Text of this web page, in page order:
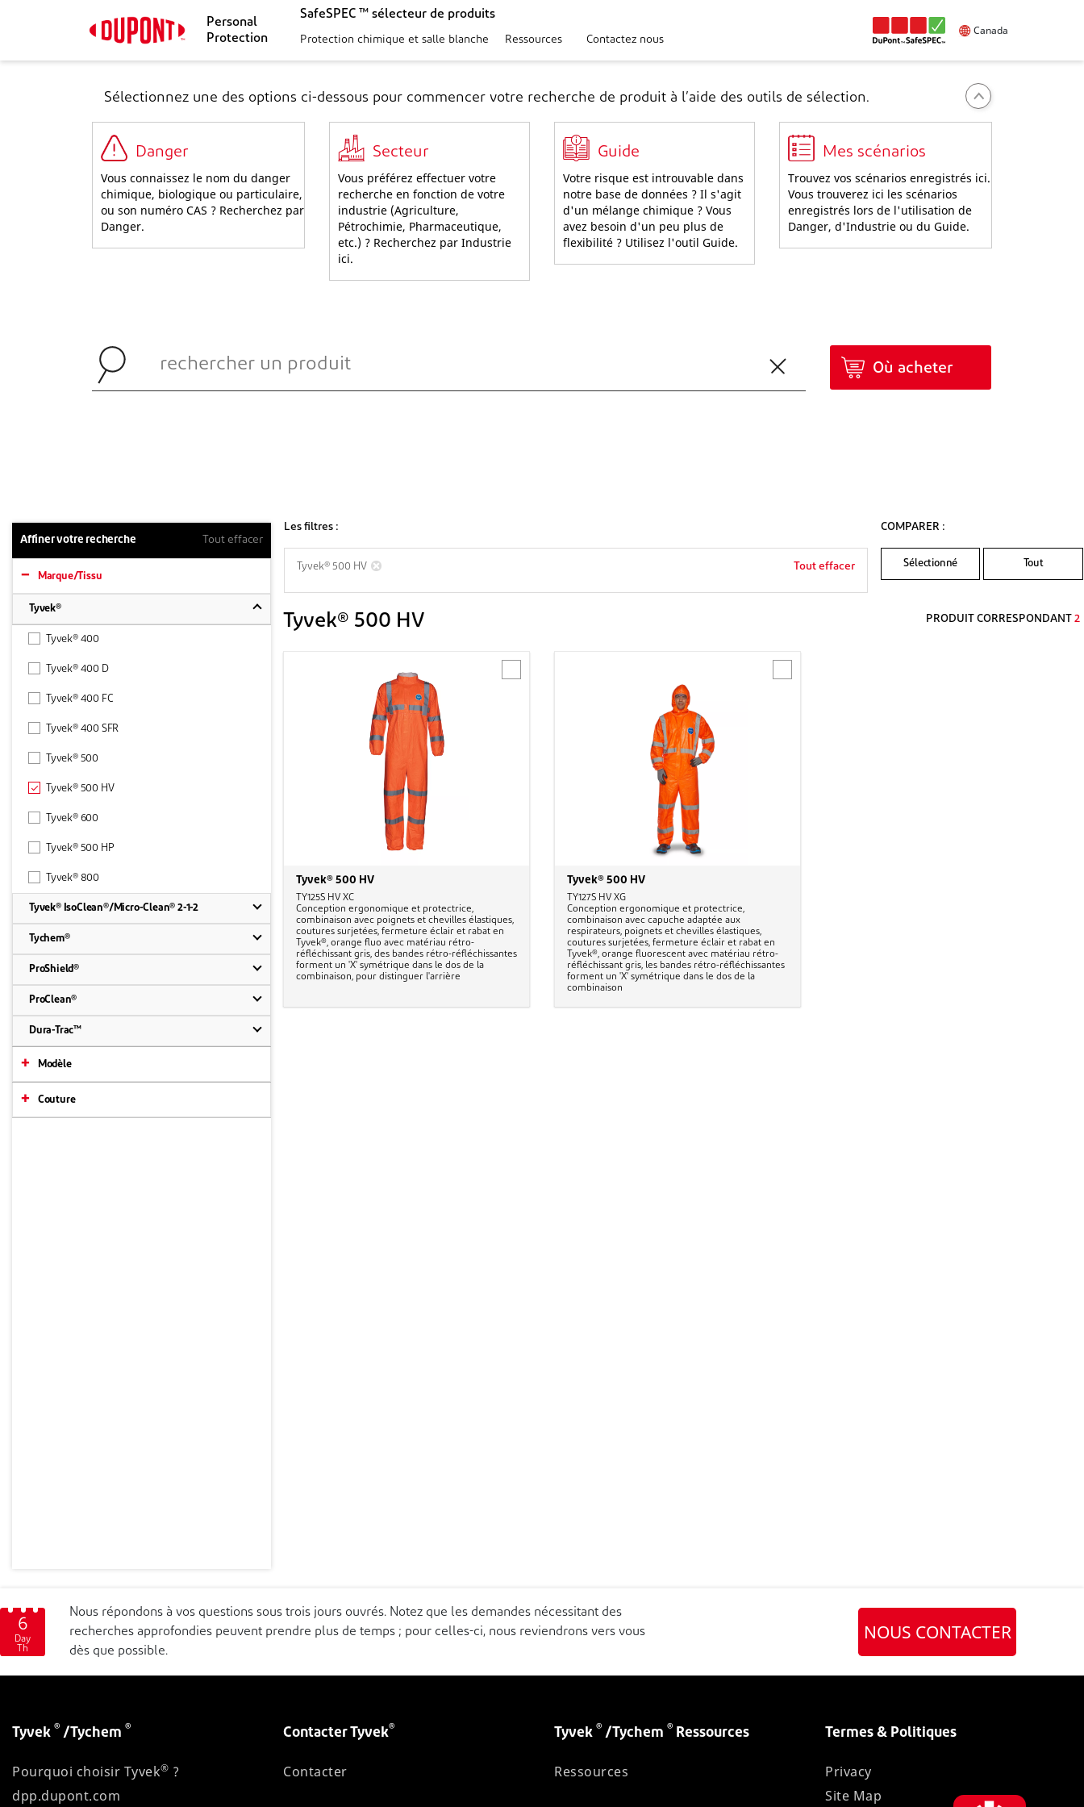
Canada
Personal
Protection
SafeSPEC ™ sélecteur de produits
Protection chimique et salle blanche Ressources Contactez nous
Sélectionnez une des options ci-dessous pour commencer votre recherche de produit à l’aide des outils de sélection.
Danger
Vous connaissez le nom du danger
chimique, biologique ou particulaire,
ou son numéro CAS ? Recherchez par
Danger.
Secteur
Vous préférez effectuer votre
recherche en fonction de votre
industrie (Agriculture,
Pétrochimie, Pharmaceutique,
etc.) ? Recherchez par Industrie
ici.
Guide
Votre risque est introuvable dans
notre base de données ? Il s'agit
d'un mélange chimique ? Vous
avez besoin d'un peu plus de
flexibilité ? Utilisez l'outil Guide.
Mes scénarios
Trouvez vos scénarios enregistrés ici.
Vous trouverez ici les scénarios
enregistrés lors de l'utilisation de
Danger, d'Industrie ou du Guide.
Où acheter
Affiner votre recherche Tout effacer
Marque/Tissu
Tyvek®
Tyvek® 400
Tyvek® 400 D
Tyvek® 400 FC
Tyvek® 400 SFR
Tyvek® 500
Tyvek® 500 HV
Tyvek® 600
Tyvek® 500 HP
Tyvek® 800
Tyvek® IsoClean®/Micro-Clean® 2-1-2
Tychem®
ProShield®
ProClean®
Dura-Trac™
Modèle
Couture
Les filtres :
Tyvek® 500 HV Tout effacer
COMPARER :
Sélectionné Tout
Tyvek® 500 HV PRODUIT CORRESPONDANT 2
Tyvek® 500 HV
TY125S HV XC
Conception ergonomique et protectrice,
combinaison avec poignets et chevilles élastiques,
coutures surjetées, fermeture éclair et rabat en
Tyvek®, orange fluo avec matériau rétro-
réfléchissant gris, des bandes rétro-réfléchissantes
forment un 'X' symétrique dans le dos de la
combinaison, pour distinguer l'arrière
Tyvek® 500 HV
TY127S HV XG
Conception ergonomique et protectrice,
combinaison avec capuche adaptée aux
respirateurs, poignets et chevilles élastiques,
coutures surjetées, fermeture éclair et rabat en
Tyvek®, orange fluorescent avec matériau rétro-
réfléchissant gris, les bandes rétro-réfléchissantes
forment un 'X' symétrique dans le dos de la
combinaison
6
Day
Th
Nous répondons à vos questions sous trois jours ouvrés. Notez que les demandes nécessitant des
recherches approfondies peuvent prendre plus de temps ; pour celles-ci, nous reviendrons vers vous
dès que possible.
NOUS CONTACTER
Tyvek ® /Tychem ®
Pourquoi choisir Tyvek® ?
dpp.dupont.com
Contacter Tyvek®
Contacter
Tyvek ® /Tychem ® Ressources
Ressources
Termes & Politiques
Privacy
Site Map